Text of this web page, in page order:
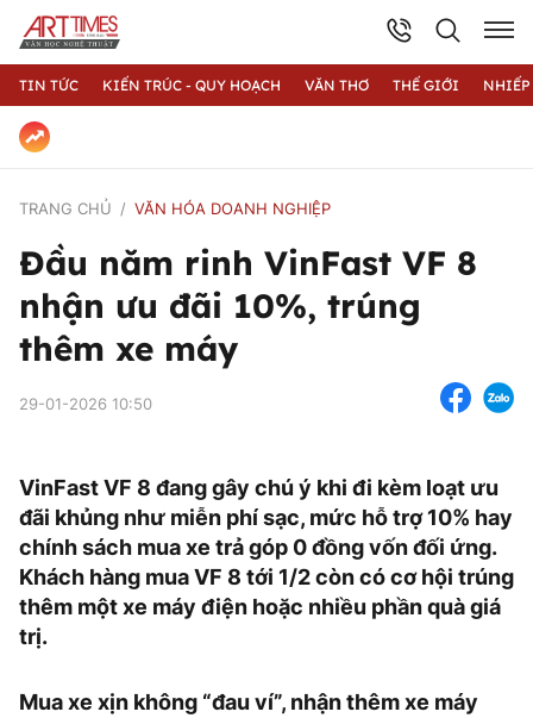
TIN TỨC KIẾN TRÚC - QUY HOẠCH VĂN THƠ THẾ GIỚI
TRANG CHỦ VĂN HÓA DOANH NGHIỆP
Đầu năm rinh VinFast VF 8
nhận ưu đãi 10%, trúng
thêm xe máy
29-01-2026 10:50
VinFast VF 8 đang gây chú ý khi đi kèm loạt ưu
đãi khủng như miễn phí sạc, mức hỗ trợ 10% hay
chính sách mua xe trả góp 0 đồng vốn đối ứng.
Khách hàng mua VF 8 tới 1/2 còn có cơ hội trúng
thêm một xe máy điện hoặc nhiều phần quà giá
trị.
Mua xe xịn không “đau ví”, nhận thêm xe máy